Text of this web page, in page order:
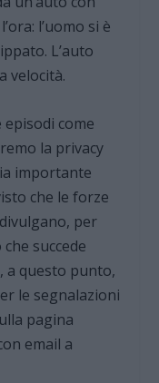
l’uomo si è
L’auto
velocità.
come
la privacy
importante
che le forze
per
succede
a questo punto,
le segnalazioni
pagina
email a